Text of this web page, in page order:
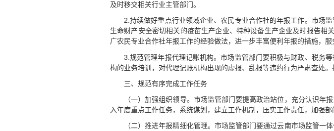
及时移交相关行业主管部门。
2.持续做好重点行业领域企业、农民专业合作社的年报工作。市场
生命财产安全密切相关的疫苗生产企业、特种设备生产企业及时报告
广农民专业合作社年报工作的经验做法，进一步丰富便利年报的措施，服
3.规范管理年报代理记账机构。市场监管部门要积极与财政、税务
构的业务培训，对代理记账机构出现的虚报、乱报等违约行为严肃查处
三、规范有序完成工作任务
（一）加强组织领导。市场监管部门要提高政治站位，充分认识年
入年度重点工作任务，系统谋划，建立工作机制，压实工作责任，加强部
（二）推进年报精细化管理。市场监管部门要通过云南市场监管一